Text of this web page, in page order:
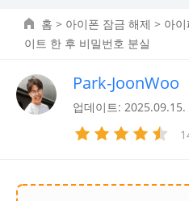
홈 > 아이폰 잠금 해제 > 아
이트 한 후 비밀번호 분실
Park-JoonWoo
업데이트: 2025.09.15.